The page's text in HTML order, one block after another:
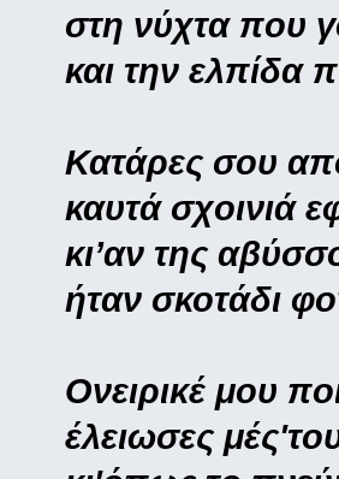
στη νύχτα που
και την ελπίδα
Κατάρες σου
καυτά σχοινιά
κι’αν της
ήταν σκοτάδι
Ονειρικέ μου
έλειωσες